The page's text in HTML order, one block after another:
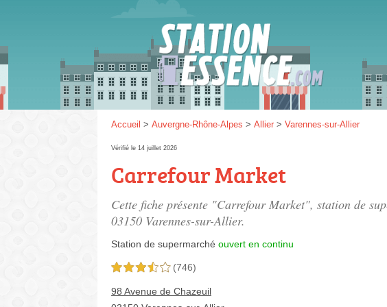
Accueil > Auvergne-Rhône-Alpes > Allier > Varennes-sur-Allier
Vérifié le 14 juillet 2026
Carrefour Market
Cette fiche présente "Carrefour Market", station de
03150 Varennes-sur-Allier.
Station de supermarché ouvert en continu
3,5 étoiles sur 5 (746)
98 Avenue de Chazeuil
Gazole :
SP 98 :